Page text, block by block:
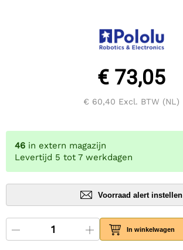
€ 73,05
€ 60,40 Excl. BTW (NL)
46 in extern magazijn
Levertijd 5 tot 7 werkdagen
Voorraad alert instellen
In winkelwagen